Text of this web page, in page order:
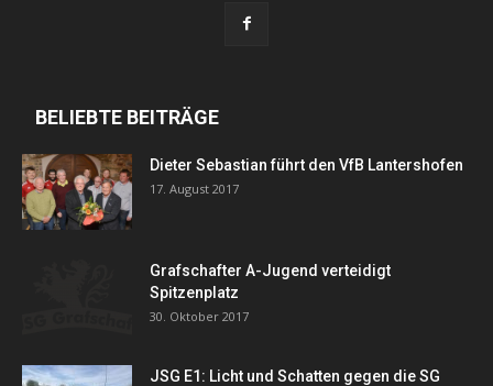
BELIEBTE BEITRÄGE
Dieter Sebastian führt den VfB Lantershofen
17. August 2017
Grafschafter A-Jugend verteidigt
Spitzenplatz
30. Oktober 2017
JSG E1: Licht und Schatten gegen die SG